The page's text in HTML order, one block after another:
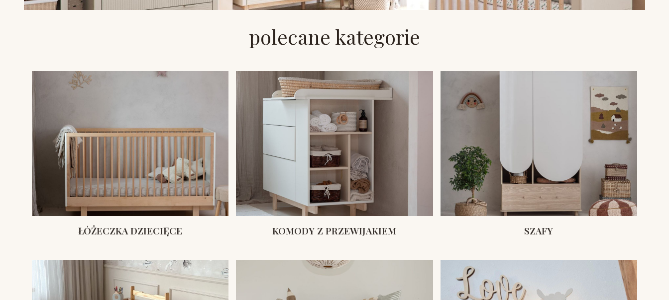
polecane kategorie
ŁÓŻECZKA DZIECIĘCE KOMODY Z PRZEWIJAKIEM SZAFY